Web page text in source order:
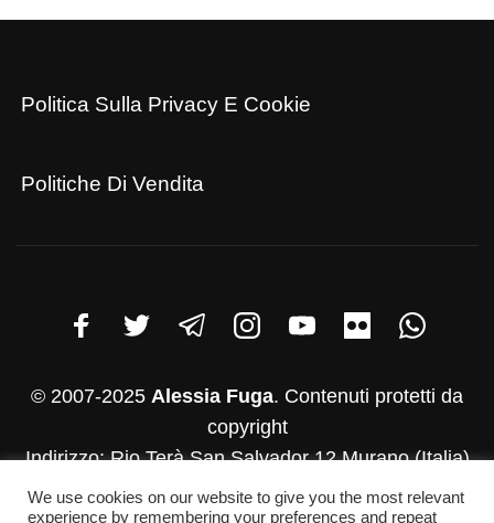
Politica Sulla Privacy E Cookie
Politiche Di Vendita
© 2007-2025 Alessia Fuga. Contenuti protetti da
copyright
Indirizzo: Rio Terà San Salvador 12 Murano (Italia)
P.iva: 03782830271
We use cookies on our website to give you the most relevant
experience by remembering your preferences and repeat